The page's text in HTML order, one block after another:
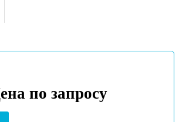
по запросу